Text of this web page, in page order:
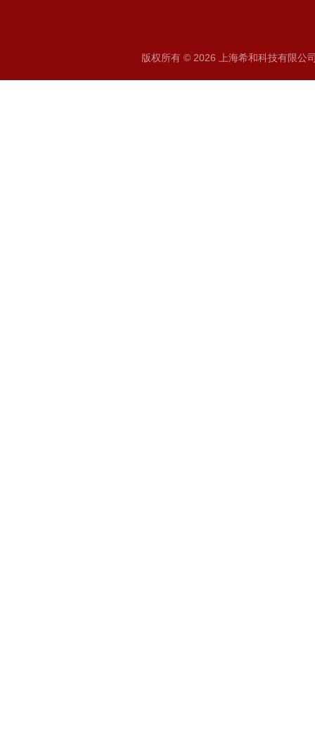
版权所有 © 2026 上海希和科技有限公